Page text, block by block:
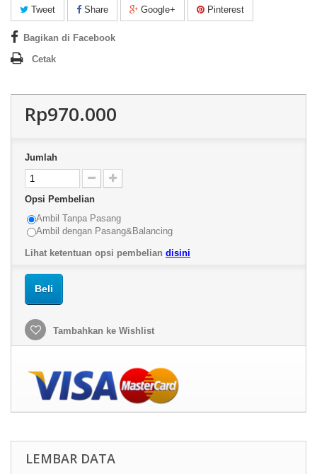
Tweet Share Google+ Pinterest
Bagikan di Facebook
Cetak
Rp970.000
Jumlah
Opsi Pembelian
Ambil Tanpa Pasang
Ambil dengan Pasang&Balancing
Lihat ketentuan opsi pembelian disini
Beli
Tambahkan ke Wishlist
LEMBAR DATA